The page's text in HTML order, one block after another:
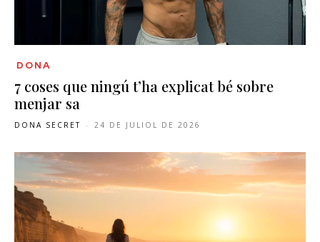
DONA
7 coses que ningú t’ha explicat bé sobre
menjar sa
DONA SECRET - 24 DE JULIOL DE 2026